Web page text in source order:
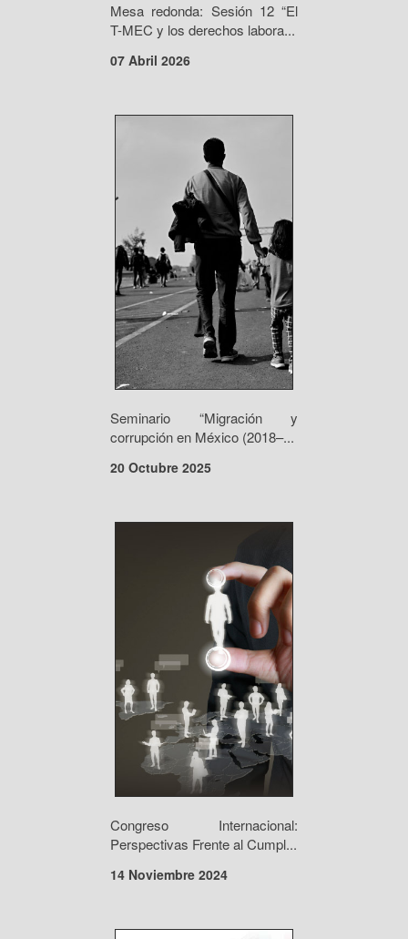
Mesa redonda: Sesión 12 “El
T-MEC y los derechos labora...
07 Abril 2026
Seminario “Migración y
corrupción en México (2018–...
20 Octubre 2025
Congreso Internacional:
Perspectivas Frente al Cumpl...
14 Noviembre 2024